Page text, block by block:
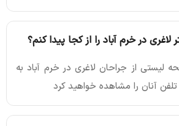
در خرم آباد را از کجا پیدا کنم؟
لیستی از جراحان لاغری در خرم آباد به
آنان را مشاهده خواهید کرد